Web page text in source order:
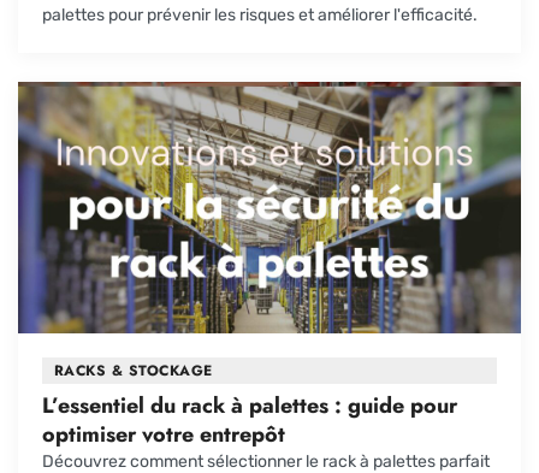
palettes pour prévenir les risques et améliorer l'efficacité.
RACKS & STOCKAGE
L’essentiel du rack à palettes : guide pour
optimiser votre entrepôt
Découvrez comment sélectionner le rack à palettes parfait